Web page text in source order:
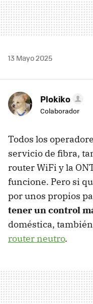
13 Mayo 2025
Plokiko
Colaborador
Todos los
servicio de fibra,
router WiFi y la
funcione. Pero si
por unos propios
tener un control
doméstica,
router neutro.